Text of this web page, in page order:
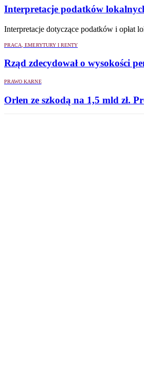
Interpretacje podatków
Interpretacje dotyczące podatków i opłat
PRACA, EMERYTURY I RENTY
Rząd zdecydował o wysokości
PRAWO KARNE
Orlen ze szkodą na 1,5 mld zł.